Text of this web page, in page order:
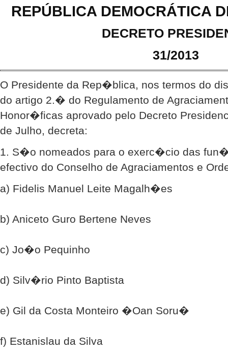
REPÚBLICA DEMOCRÁTICA
DECRETO
31/2013
O Presidente da Rep�blica, nos termos do
do artigo 2.� do Regulamento de
Honor�ficas aprovado pelo Decreto
de Julho, decreta:
1. S�o nomeados para o exerc�cio das
efectivo do Conselho de Agraciamentos e
a) Fidelis Manuel Leite Magalh�es
b) Aniceto Guro Bertene Neves
c) Jo�o Pequinho
d) Silv�rio Pinto Baptista
e) Gil da Costa Monteiro �Oan Soru�
f) Estanislau da Silva